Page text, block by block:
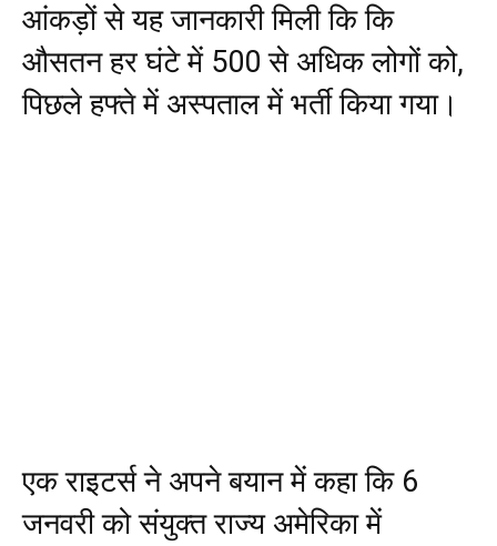
आंकड़ों से यह जानकारी मिली कि कि
औसतन हर घंटे में 500 से अधिक लोगों को,
पिछले हफ्ते में अस्पताल में भर्ती किया गया।
एक राइटर्स ने अपने बयान में कहा कि 6
जनवरी को संयुक्त राज्य अमेरिका में